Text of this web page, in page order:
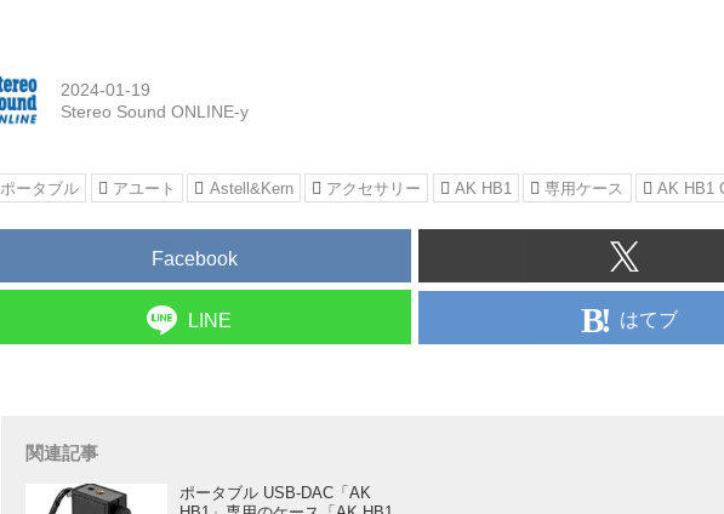
2024-01-19
Stereo Sound ONLINE-y
ポータブル アユート Astell&Kern アクセサリー AK HB1 専用ケース AK HB1
Facebook
LINE はてブ
関連記事
ポータブル USB-DAC「AK